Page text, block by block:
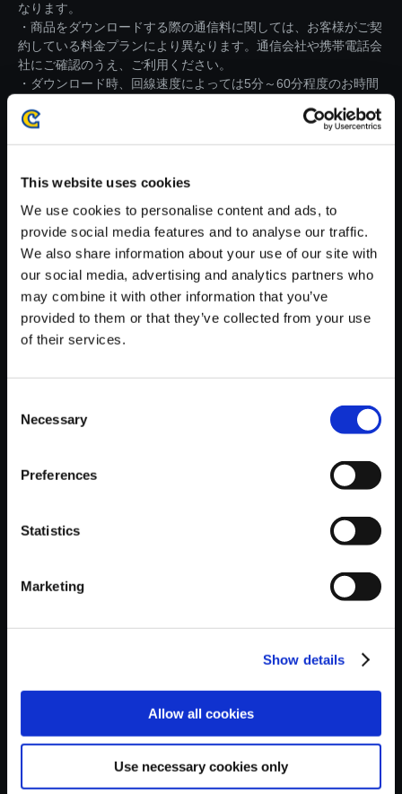
This website uses cookies
We use cookies to personalise content and ads, to
provide social media features and to analyse our traffic.
We also share information about your use of our site with
our social media, advertising and analytics partners who
may combine it with other information that you’ve
provided to them or that they’ve collected from your use
of their services.
Selection
Necessary
Preferences
Statistics
Marketing
Show details
Allow all cookies
Use necessary cookies only
なります。
・商品をダウンロードする際の通信料に関しては、お客様がご契
約している料金プランにより異なります。通信会社や携帯電話会
社にご確認のうえ、ご利用ください。
・ダウンロード時、回線速度によっては5分～60分程度のお時間
※ご購入いただいたファイルのダウンロードの際には、通信環境
【単曲】Street Fighter 6 Origin
al Soundtrack Cammy Style -
Mastery
おすすめ商品
Fighter 6 Ori...
Fighter 6 Ori...
Fighter 6 Ori...